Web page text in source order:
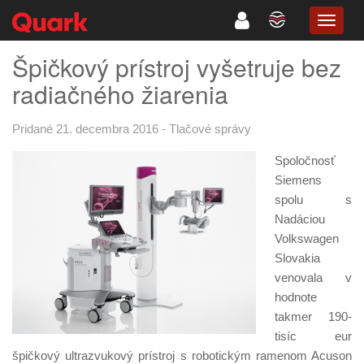
Špičkový prístroj vyšetruje bez
radiačného žiarenia
Pridané 21. decembra 2016 - Tlačové správy
Spoločnosť
Siemens
spolu s
Nadáciou
Volkswagen
Slovakia
venovala v
hodnote
takmer 190-
tisíc eur
špičkový ultrazvukový prístroj s robotickým ramenom Acuson